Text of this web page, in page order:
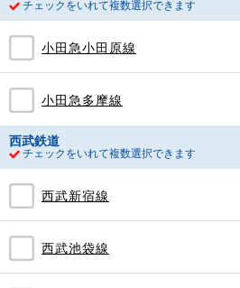
チェックをいれて複数選択できます
小田急小田原線
小田急多摩線
西武鉄道
チェックをいれて複数選択できます
西武新宿線
西武池袋線